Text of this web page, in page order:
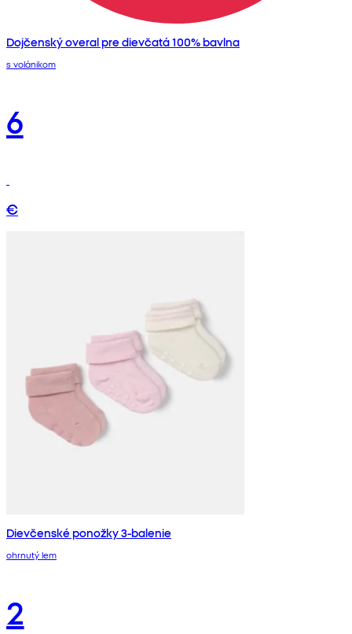
Dojčenský overal pre dievčatá 100% bavlna
s volánikom
6
€
Dievčenské ponožky 3-balenie
ohrnutý lem
2